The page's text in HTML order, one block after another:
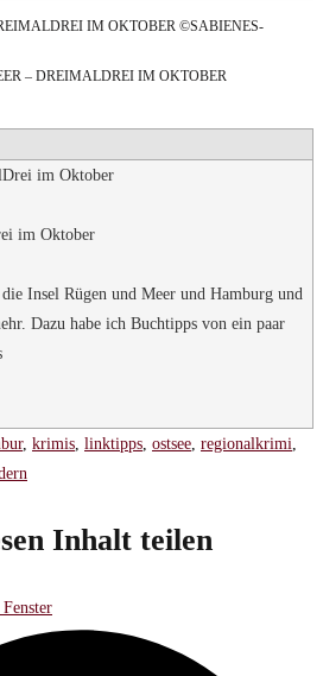
IM OKTOBER ©SABIENES-
– DREIMALDREI IM OKTOBER
im Oktober
Insel Rügen und Meer und Hamburg und
Dazu habe ich Buchtipps von ein paar
, krimis linktipps ostsee regionalkrimi
Inhalt teilen